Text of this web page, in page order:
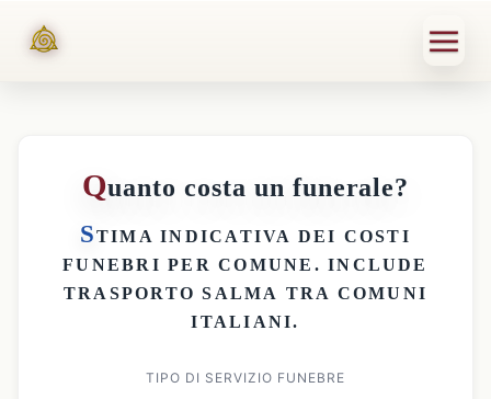
Quanto costa un funerale?
STIMA INDICATIVA DEI COSTI
FUNEBRI PER COMUNE . INCLUDE
TRASPORTO SALMA TRA COMUNI
ITALIANI.
TIPO DI SERVIZIO FUNEBRE